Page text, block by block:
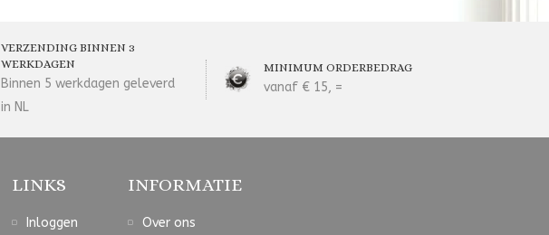
VERZENDING BINNEN 3
WERKDAGEN
Binnen 5 werkdagen geleverd
in NL
MINIMUM ORDERBEDRAG
vanaf € 15, =
LINKS
Inloggen
INFORMATIE
Over ons